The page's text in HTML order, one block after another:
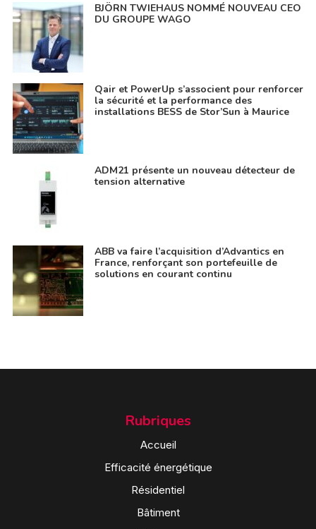
BJÖRN TWIEHAUS NOMMÉ NOUVEAU CEO
DU GROUPE WAGO
Qair et PowerUp s’associent pour renforcer
la sécurité et la performance des
installations BESS de Stor’Sun à Maurice
ADM21 présente un nouveau détecteur de
tension alternative
ABB va faire l’acquisition d’Advantics en
France, renforçant son portefeuille de
solutions en courant continu
Rubriques
Accueil
Efficacité énergétique
Résidentiel
Bâtiment